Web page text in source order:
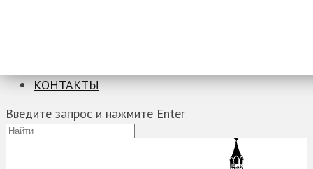
КОНТАКТЫ
Введите запрос и нажмите Enter